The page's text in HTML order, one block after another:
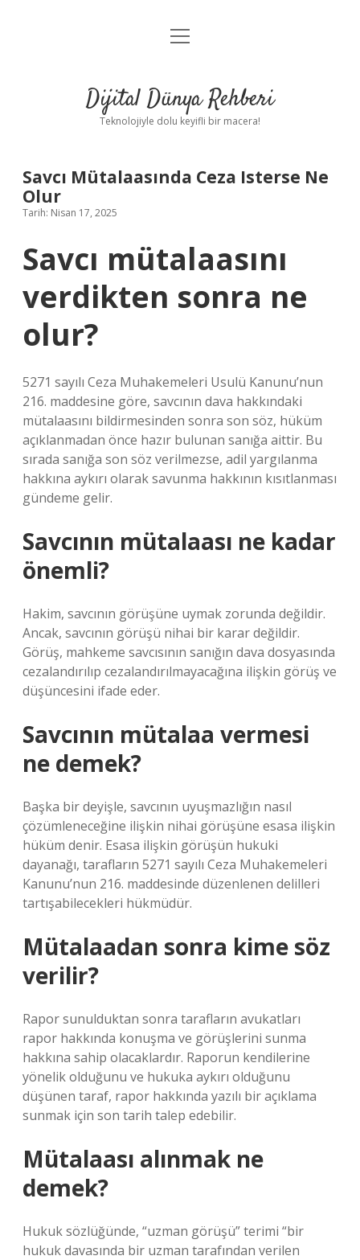
Anasayfa
Yasal Uyarı
menüyü
Dijital Dünya Rehberi
Teknolojiyle dolu keyifli bir macera!
Savcı Mütalaasında Ceza Isterse Ne
Olur
Tarih: Nisan 17, 2025
Savcı mütalaasını
verdikten sonra ne
olur?
5271 sayılı Ceza Muhakemeleri Usulü Kanunu’nun
216. maddesine göre, savcının dava hakkındaki
mütalaasını bildirmesinden sonra son söz, hüküm
açıklanmadan önce hazır bulunan sanığa aittir. Bu
sırada sanığa son söz verilmezse, adil yargılanma
hakkına aykırı olarak savunma hakkının kısıtlanması
gündeme gelir.
Savcının mütalaası ne kadar
önemli?
Hakim, savcının görüşüne uymak zorunda değildir.
Ancak, savcının görüşü nihai bir karar değildir.
Görüş, mahkeme savcısının sanığın dava dosyasında
cezalandırılıp cezalandırılmayacağına ilişkin görüş ve
düşüncesini ifade eder.
Savcının mütalaa vermesi
ne demek?
Başka bir deyişle, savcının uyuşmazlığın nasıl
çözümleneceğine ilişkin nihai görüşüne esasa ilişkin
hüküm denir. Esasa ilişkin görüşün hukuki
dayanağı, tarafların 5271 sayılı Ceza Muhakemeleri
Kanunu’nun 216. maddesinde düzenlenen delilleri
tartışabilecekleri hükmüdür.
Mütalaadan sonra kime söz
verilir?
Rapor sunulduktan sonra tarafların avukatları
rapor hakkında konuşma ve görüşlerini sunma
hakkına sahip olacaklardır. Raporun kendilerine
yönelik olduğunu ve hukuka aykırı olduğunu
düşünen taraf, rapor hakkında yazılı bir açıklama
sunmak için son tarih talep edebilir.
Mütalaası alınmak ne
demek?
Hukuk sözlüğünde, “uzman görüşü” terimi “bir
hukuk davasında bir uzman tarafından verilen